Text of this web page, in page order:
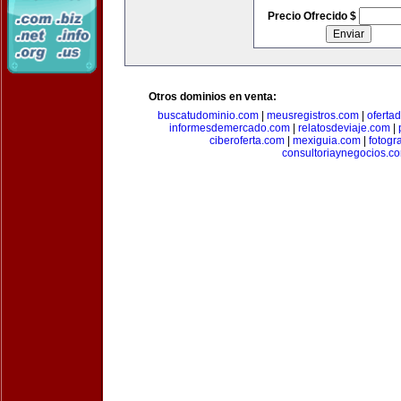
Precio Ofrecido $
Otros dominios en venta:
buscatudominio.com| meusregistros.com|
informesdemercado.com| relatosdeviaje.com|
ciberoferta.com
mexiguia.com